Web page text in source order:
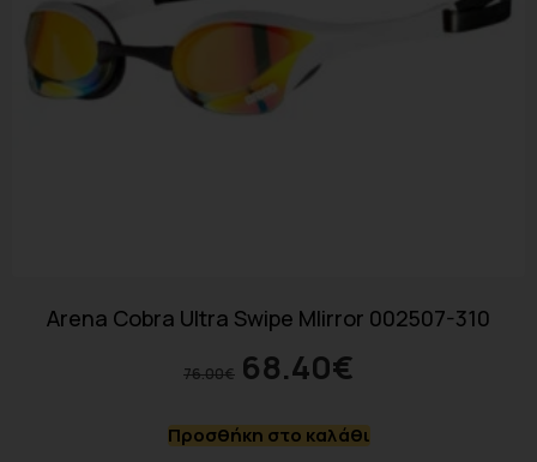
Arena Cobra Ultra Swipe MIirror 002507-310
76.00€ 68.40€
Προσθήκη στο καλάθι